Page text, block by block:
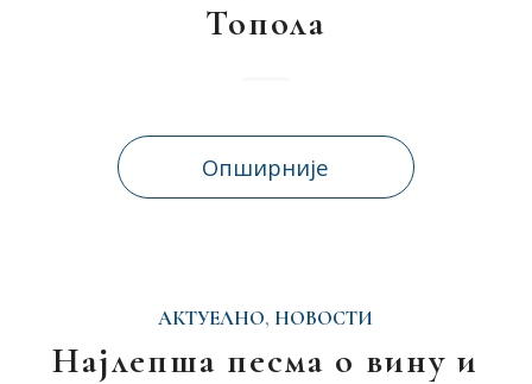
Топола
Опширније
АКТУЕЛНО, НОВОСТИ
Најлепша песма о вину и